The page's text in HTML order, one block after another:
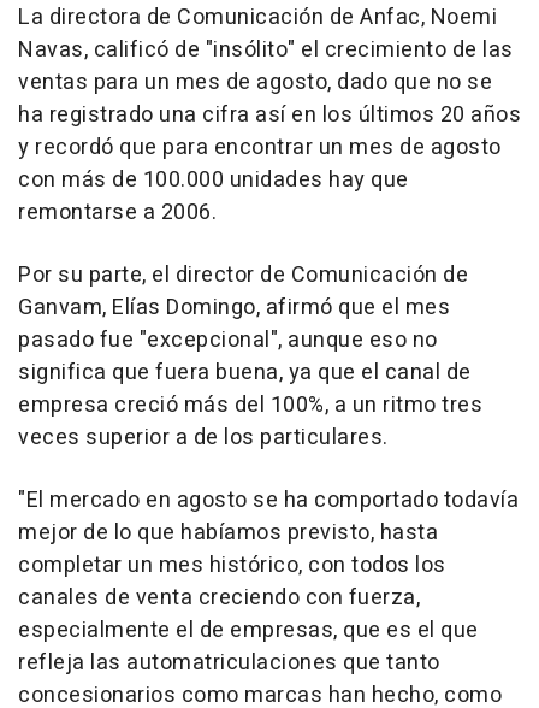
La directora de Comunicación de Anfac, Noemi
Navas, calificó de "insólito" el crecimiento de las
ventas para un mes de agosto, dado que no se
ha registrado una cifra así en los últimos 20 años
y recordó que para encontrar un mes de agosto
con más de 100.000 unidades hay que
remontarse a 2006.
Por su parte, el director de Comunicación de
Ganvam, Elías Domingo, afirmó que el mes
pasado fue "excepcional", aunque eso no
significa que fuera buena, ya que el canal de
empresa creció más del 100%, a un ritmo tres
veces superior a de los particulares.
"El mercado en agosto se ha comportado todavía
mejor de lo que habíamos previsto, hasta
completar un mes histórico, con todos los
canales de venta creciendo con fuerza,
especialmente el de empresas, que es el que
refleja las automatriculaciones que tanto
concesionarios como marcas han hecho, como